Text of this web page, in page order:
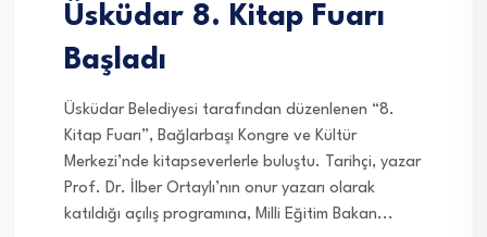
Üsküdar 8. Kitap Fuarı
Başladı
Üsküdar Belediyesi tarafından düzenlenen “8.
Kitap Fuarı”, Bağlarbaşı Kongre ve Kültür
Merkezi’nde kitapseverlerle buluştu. Tarihçi, yazar
Prof. Dr. İlber Ortaylı’nın onur yazarı olarak
katıldığı açılış programına, Milli Eğitim Bakan...